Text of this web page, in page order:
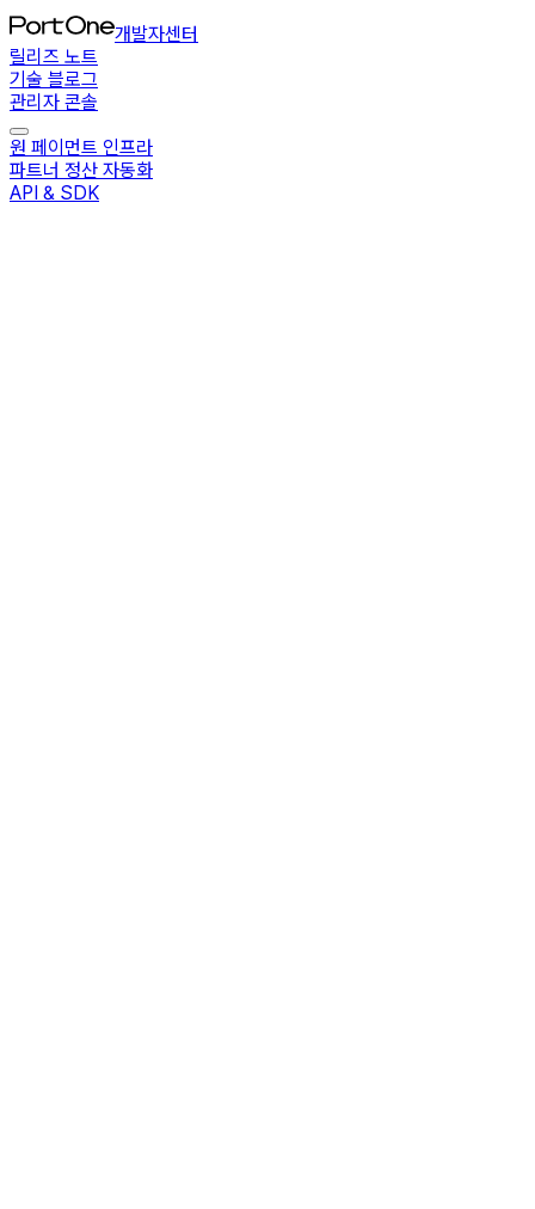
개발자센터
릴리즈 노트
기술 블로그
관리자 콘솔
원 페이먼트 인프라
파트너 정산 자동화
API & SDK